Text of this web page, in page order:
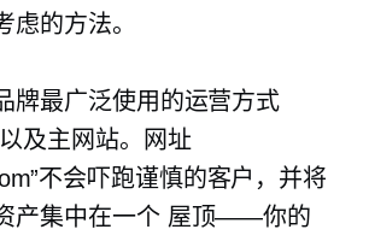
虑的方法。
牌最广泛使用的运营方式
以及主网站。网址
不会吓跑谨慎的客户，并将
产集中在一个 屋顶——你的